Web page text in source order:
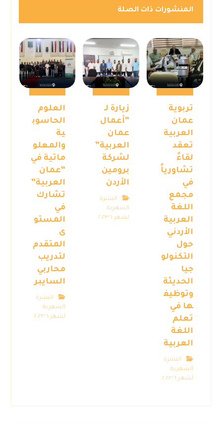
المنشورات ذات الصلة
تربوية
عمان
العربية
تعقد
لقاءً
تشاورياً
في
مجمع
اللغة
العربية
الأردني
حول
التكنولو
جيا
الحديثة
وتوظيف
ها في
تعلم
اللغة
العربية
النشرة
الشهرية
لشهر ٦ ٢٠٢٣
زيارة لـ
“أعمال
عمان
العربية”
لشركة
برومين
الأردن
النشرة
الشهرية
لشهر ٦ ٢٠٢٣
العلوم
الحاسوب
ية
والمعلو
ماتية في
“عمان
العربية”
تشارك
في
المستو
ى
المتقدم
لتدريب
محاربي
السايبر
النشرة
الشهرية
لشهر ٦ ٢٠٢٣